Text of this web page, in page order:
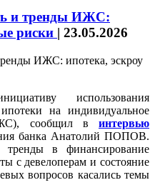
и тренды ИЖС:
риски | 23.05.2026
использования
на индивидуальное
сообщил в интервью
банка Анатолий ПОПОВ.
в финансирование
с девелоперам и состояние
вопросов касались темы